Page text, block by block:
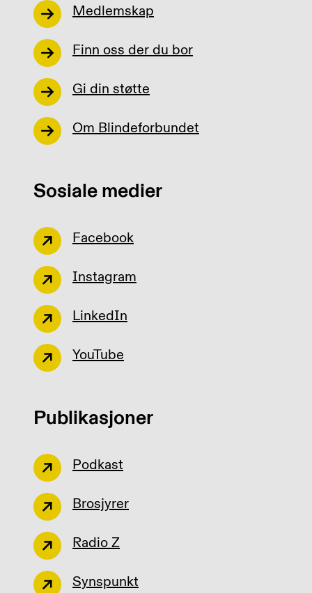
Medlemskap
Finn oss der du bor
Gi din støtte
Om Blindeforbundet
Sosiale medier
Facebook
Instagram
LinkedIn
YouTube
Publikasjoner
Podkast
Brosjyrer
Radio Z
Synspunkt